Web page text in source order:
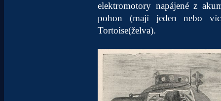
elektromotory napájené z
pohon (mají jeden nebo
Tortoise(želva).